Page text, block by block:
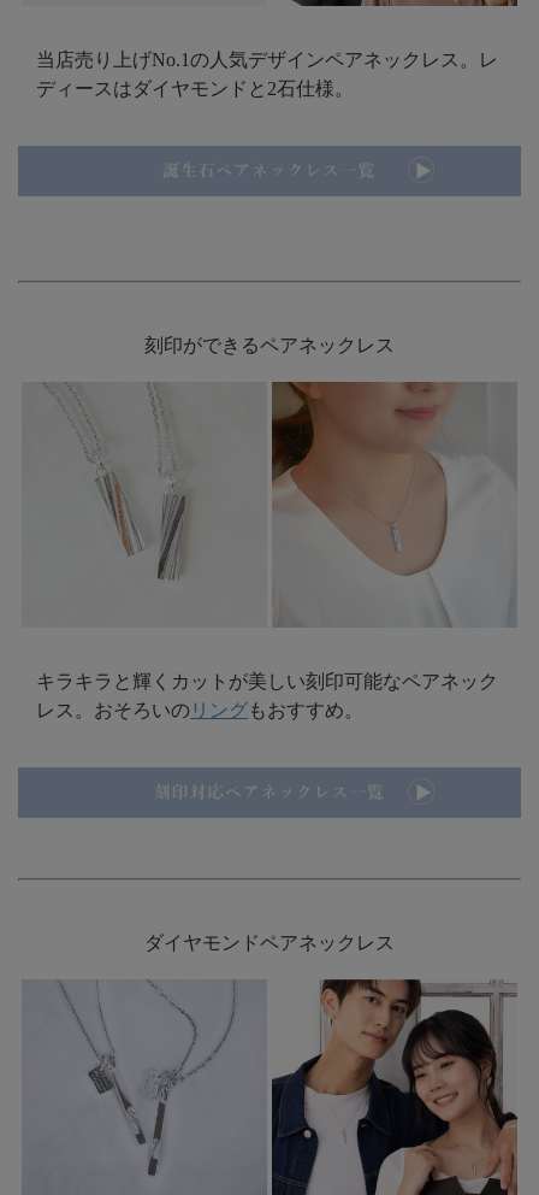
当店売り上げNo.1の人気デザインペアネックレス。レ
ディースはダイヤモンドと2石仕様。
刻印ができるペアネックレス
キラキラと輝くカットが美しい刻印可能なペアネック
レス。おそろいの リングもおすすめ。
ダイヤモンドペアネックレス